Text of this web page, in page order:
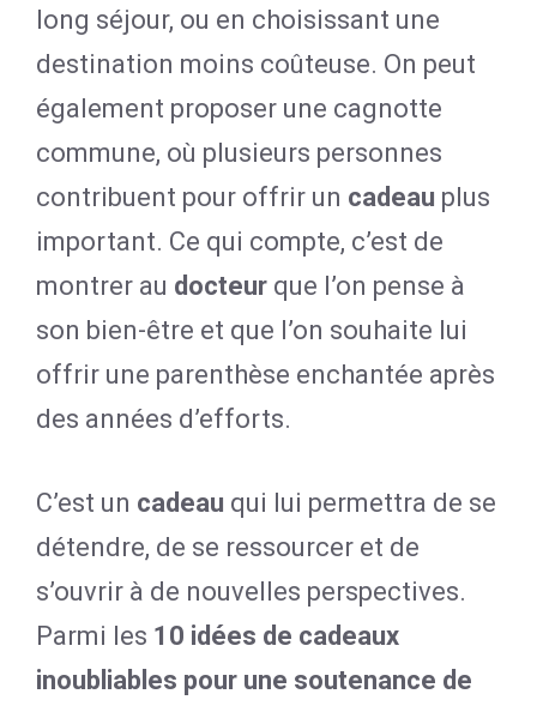
long séjour, ou en choisissant une
destination moins coûteuse. On peut
également proposer une cagnotte
commune, où plusieurs personnes
contribuent pour offrir un cadeau plus
important. Ce qui compte, c’est de
montrer au docteur que l’on pense à
son bien-être et que l’on souhaite lui
offrir une parenthèse enchantée après
des années d’efforts.
C’est un cadeau qui lui permettra de se
détendre, de se ressourcer et de
s’ouvrir à de nouvelles perspectives.
Parmi les 10 idées de cadeaux
inoubliables pour une soutenance de